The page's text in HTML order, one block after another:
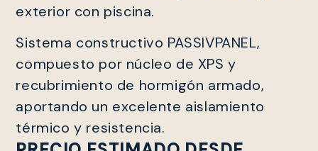
exterior con piscina.
Sistema constructivo PASSIVPANEL,
compuesto por núcleo de XPS y
recubrimiento de hormigón armado,
aportando un excelente aislamiento
térmico y resistencia.